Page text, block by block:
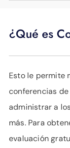
¿Qué es
Esto le permite
conferencias
administrar a
más. Para
evaluación